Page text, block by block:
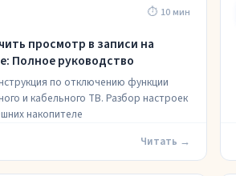
⏱ 10 мин
просмотр в записи на
Полное руководство
по отключению функции
и кабельного ТВ. Разбор настроек
накопителе
Читать →